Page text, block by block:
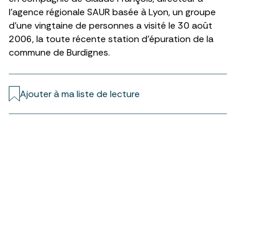
l’agence régionale SAUR basée à Lyon, un groupe
d’une vingtaine de personnes a visité le 30 août
2006, la toute récente station d’épuration de la
commune de Burdignes.
Ajouter à ma liste de lecture